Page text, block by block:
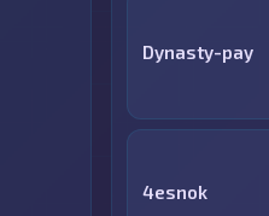
Dynasty-pay
4esnok